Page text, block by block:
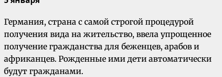
Германия, страна с самой строгой процедурой
получения вида на жительство, ввела упрощенное
получение гражданства для беженцев, арабов и
африканцев. Рожденные ими дети автоматически
будут гражданами.